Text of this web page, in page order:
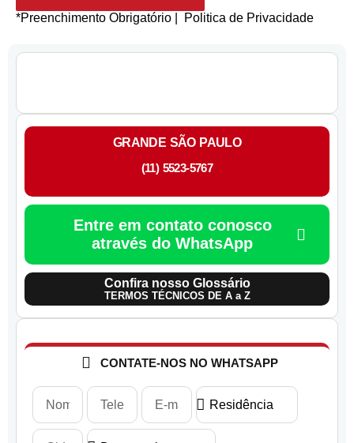
*Preenchimento Obrigatório |
Politica de Privacidade
GRANDE SÃO PAULO
(11) 5523-5767
Entre em contato conosco
através do WhatsApp
Confira nosso Glossário
TERMOS TÉCNICOS DE A a Z
CONTATE-NOS NO WHATSAPP